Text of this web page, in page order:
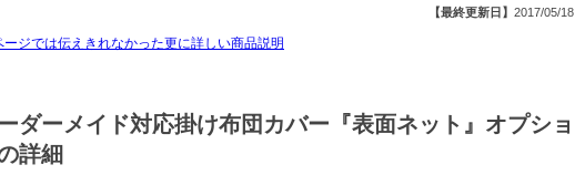
【最終更新日】 2017/05/18
ージでは伝えきれなかった更に詳しい商品説明
ダーメイド対応掛け布団カバー『表面ネット』オプショ
詳細